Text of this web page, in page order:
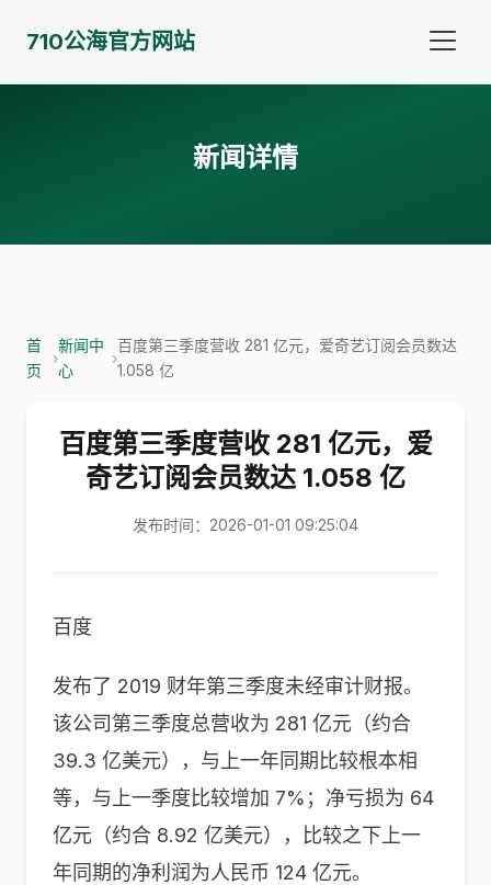
710公海官方网站
新闻详情
首
页
›
新闻中
心
›
百度第三季度营收 281 亿元，爱奇艺订阅会员数达
1.058 亿
百度第三季度营收 281 亿元，爱
奇艺订阅会员数达 1.058 亿
发布时间：2026-01-01 09:25:04
百度
发布了 2019 财年第三季度未经审计财报。
该公司第三季度总营收为 281 亿元（约合
39.3 亿美元），与上一年同期比较根本相
等，与上一季度比较增加 7%；净亏损为 64
亿元（约合 8.92 亿美元），比较之下上一
年同期的净利润为人民币 124 亿元。